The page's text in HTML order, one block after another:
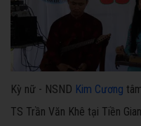
Kỳ nữ - NSND Kim Cương
TS Trần Văn Khê tại Tiền